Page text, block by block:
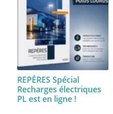
REPÈRES Spécial
Recharges électriques
PL est en ligne !